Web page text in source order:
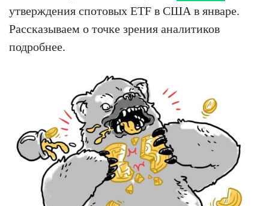
утверждения спотовых ETF в США в январе.
Рассказываем о точке зрения аналитиков
подробнее.